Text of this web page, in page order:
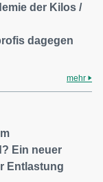
der Kilos /
dagegen
mehr
Ein neuer
Entlastung